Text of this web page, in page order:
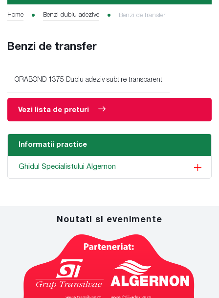
Home Benzi dublu adezive Benzi de transfer
Benzi de transfer
ORABOND 1375 Dublu adeziv subtire transparent
Vezi lista de preturi
Informatii practice
Ghidul Specialistului Algernon
Noutati si evenimente